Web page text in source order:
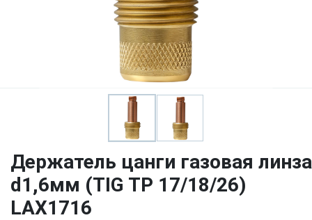
Держатель цанги газовая линза
d1,6мм (TIG TP 17/18/26)
LAX1716